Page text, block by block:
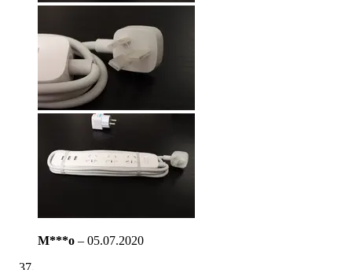
M***o – 05.07.2020